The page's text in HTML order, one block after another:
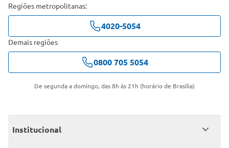
Regiões metropolitanas:
4020-5054
Demais regiões
0800 705 5054
De segunda a domingo, das 8h às 21h (horário de Brasília)
Institucional